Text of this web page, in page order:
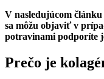
V nasledujúcom
sa môžu objaviť v
potravinami podporíte
Prečo je